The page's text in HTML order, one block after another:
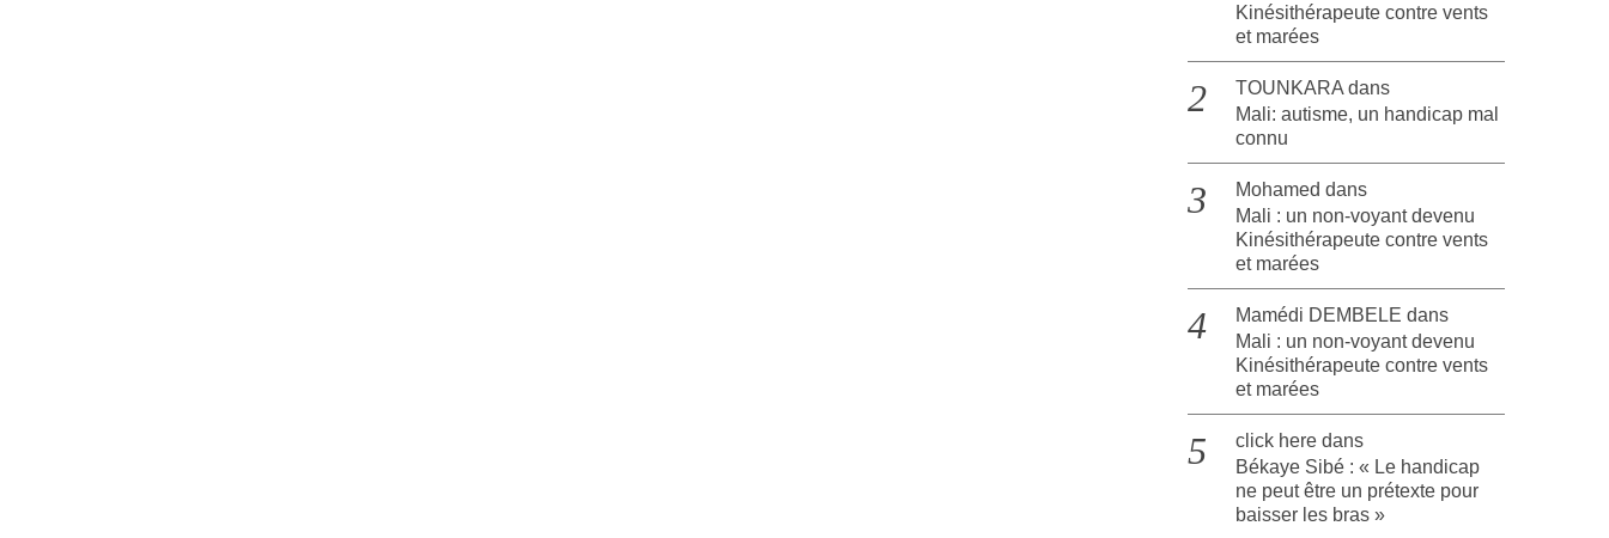
Kinésithérapeute contre vents
et marées
TOUNKARA dans
Mali: autisme, un handicap mal
connu
Mohamed dans
Mali : un non-voyant devenu
Kinésithérapeute contre vents
et marées
Mamédi DEMBELE dans
Mali : un non-voyant devenu
Kinésithérapeute contre vents
et marées
click here dans
Békaye Sibé : « Le handicap
ne peut être un prétexte pour
baisser les bras »